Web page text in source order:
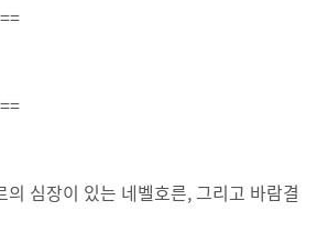
의 심장이 있는 네벨호른, 그리고 바람결